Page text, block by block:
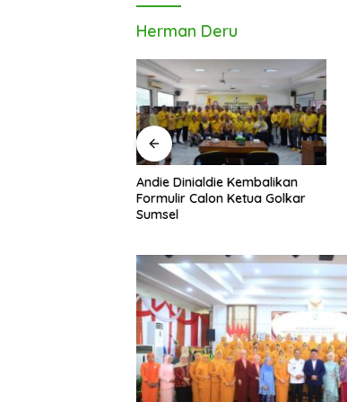
Herman Deru
Mantapkan Langkah, Andie
Dinialdie Ambil Formulir
Pendaftaran Calon Ketua